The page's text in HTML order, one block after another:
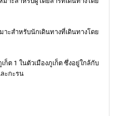
ำหรับนักเดินทางที่เดินทางโดย
ต 1 ในตัวเมืองภูเก็ต ซึ่งอยู่ใกล้กับ
ะกะรน